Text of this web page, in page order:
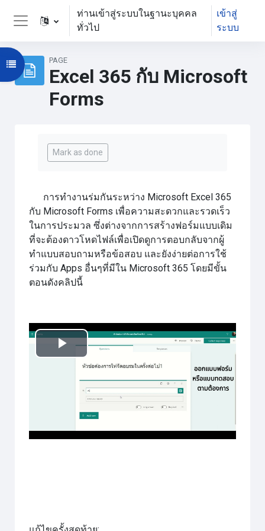
ข้ามไปที่เนื้อหาหลัก
Side panel
ท่านเข้าสู่ระบบในฐานะบุคคล
ทั่วไป
เข้าสู่
ระบบ
PAGE
Excel 365 กับ Microsoft
Forms
Open course index
Mark as done
การทำงานร่มกันระหว่าง Microsoft Excel 365
กับ Microsoft Forms เพื่อความสะดวกและรวดเร็ว
ในการประมวล ซึ่งต่างจากการสร้างฟอร์มแบบเดิม
ที่จะต้องดาวโหดไฟล์เพื่อเปิดดูการตอบกลับจากผู้
ทำแบบสอบถามหรือข้อสอบ และยังง่ายต่อการใช้
ร่วมกับ Apps อื่นๆที่มีใน Microsoft 365 โดยมีขั้น
ตอนดังคลิปนี้
เล่น
วิดีโอ